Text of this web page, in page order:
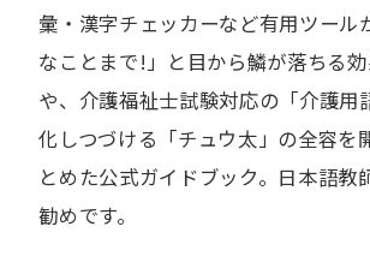
彙・漢字チェッカーなど有用ツール
なことまで!」と目から鱗が落ちる
や、介護福祉士試験対応の「介護用
化しつづける「チュウ太」の全容を
とめた公式ガイドブック。日本語教
勧めです。